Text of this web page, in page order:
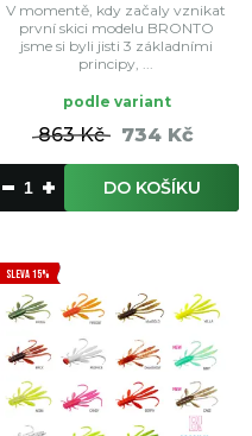
V momentě, kdy začaly vznikat
první skici modelu BRONTO
jsme si byli jisti 3 základními
principy, ...
podle variant
863 Kč 734 Kč
DO KOŠÍKU
SLEVA 15%